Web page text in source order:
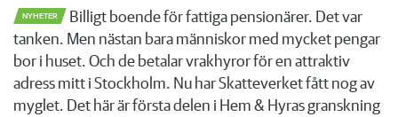
NYHETER
Billigt boende för fattiga pensionärer. Det var
tanken. Men nästan bara människor med mycket pengar
bor i huset. Och de betalar vrakhyror för en attraktiv
adress mitt i Stockholm. Nu har Skatteverket fått nog av
myglet. Det här är första delen i Hem & Hyras granskning